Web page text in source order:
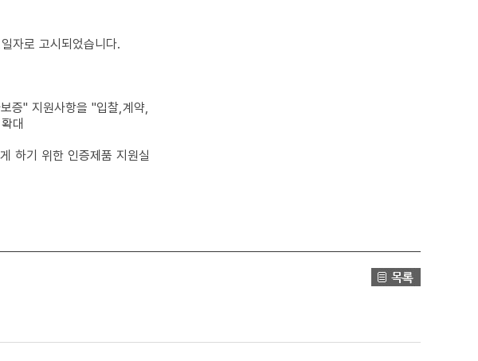
자로 고시되었습니다.
증" 지원사항을 "입찰,계약,
대
하기 위한 인증제품 지원실